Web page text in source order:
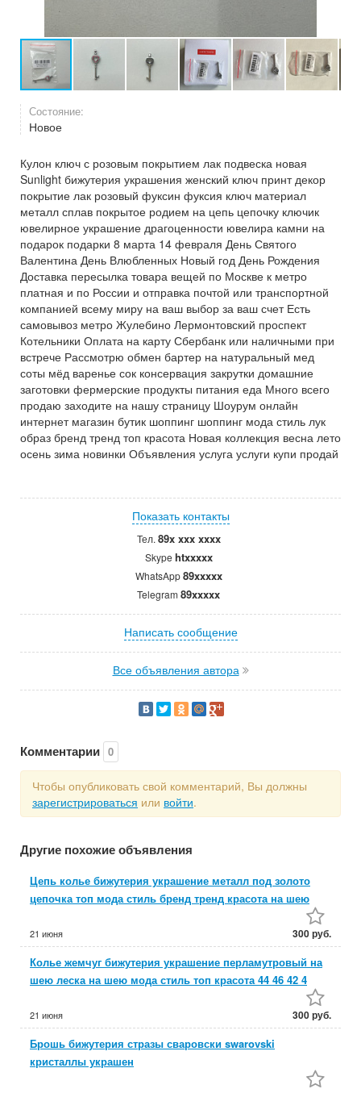
Состояние:
Новое
Кулон ключ с розовым покрытием лак подвеска новая
Sunlight бижутерия украшения женский ключ принт декор
покрытие лак розовый фуксин фуксия ключ материал
металл сплав покрытое родием на цепь цепочку ключик
ювелирное украшение драгоценности ювелира камни на
подарок подарки 8 марта 14 февраля День Святого
Валентина День Влюбленных Новый год День Рождения
Доставка пересылка товара вещей по Москве к метро
платная и по России и отправка почтой или транспортной
компанией всему миру на ваш выбор за ваш счет Есть
самовывоз метро Жулебино Лермонтовский проспект
Котельники Оплата на карту Сбербанк или наличными при
встрече Рассмотрю обмен бартер на натуральный мед
соты мёд варенье сок консервация закрутки домашние
заготовки фермерские продукты питания еда Много всего
продаю заходите на нашу страницу Шоурум онлайн
интернет магазин бутик шоппинг шоппинг мода стиль лук
образ бренд тренд топ красота Новая коллекция весна лето
осень зима новинки Объявления услуга услуги купи продай
Показать контакты
Тел. 89x xxx xxxx
Skype htxxxxx
WhatsApp89xxxxx
Telegram 89xxxxx
Написать сообщение
Все объявления автора
Комментарии 0
Чтобы опубликовать свой комментарий, Вы должны
зарегистрироваться или войти.
Другие похожие объявления
Цепь колье бижутерия украшение металл под золото
цепочка топ мода стиль бренд тренд красота на шею
21 июня 300 руб.
Колье жемчуг бижутерия украшение перламутровый на
шею леска на шею мода стиль топ красота 44 46 42 4
21 июня 300 руб.
Брошь бижутерия стразы сваровски swarovski
кристаллы украшен